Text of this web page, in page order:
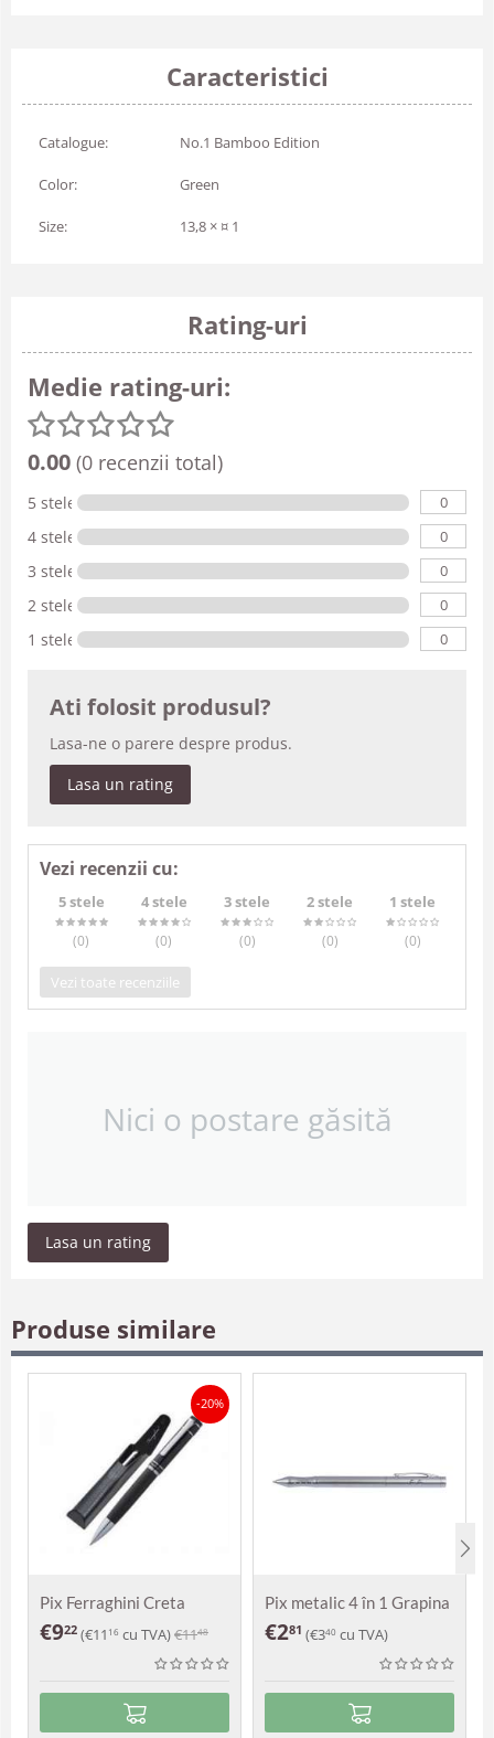
Caracteristici
Catalogue: No.1 Bamboo Edition
Color: Green
Size: 13,8 × ¤ 1
Rating-uri
Medie rating-uri:
0.00 (0 recenzii total)
5 stele 0
4 stele 0
3 stele 0
2 stele 0
1 stele 0
Ati folosit produsul?
Lasa-ne o parere despre produs.
Lasa un rating
Vezi recenzii cu:
5 stele
(0)
4 stele
(0)
3 stele
(0)
2 stele
(0)
1 stele
(0)
Vezi toate recenziile
Nici o postare găsită
Lasa un rating
Produse similare
-20%
Pix Ferraghini Creta
€922 (€11 16 cu TVA)€1148
Pix metalic 4 în 1 Grapina
€281 (€340 cu TVA)